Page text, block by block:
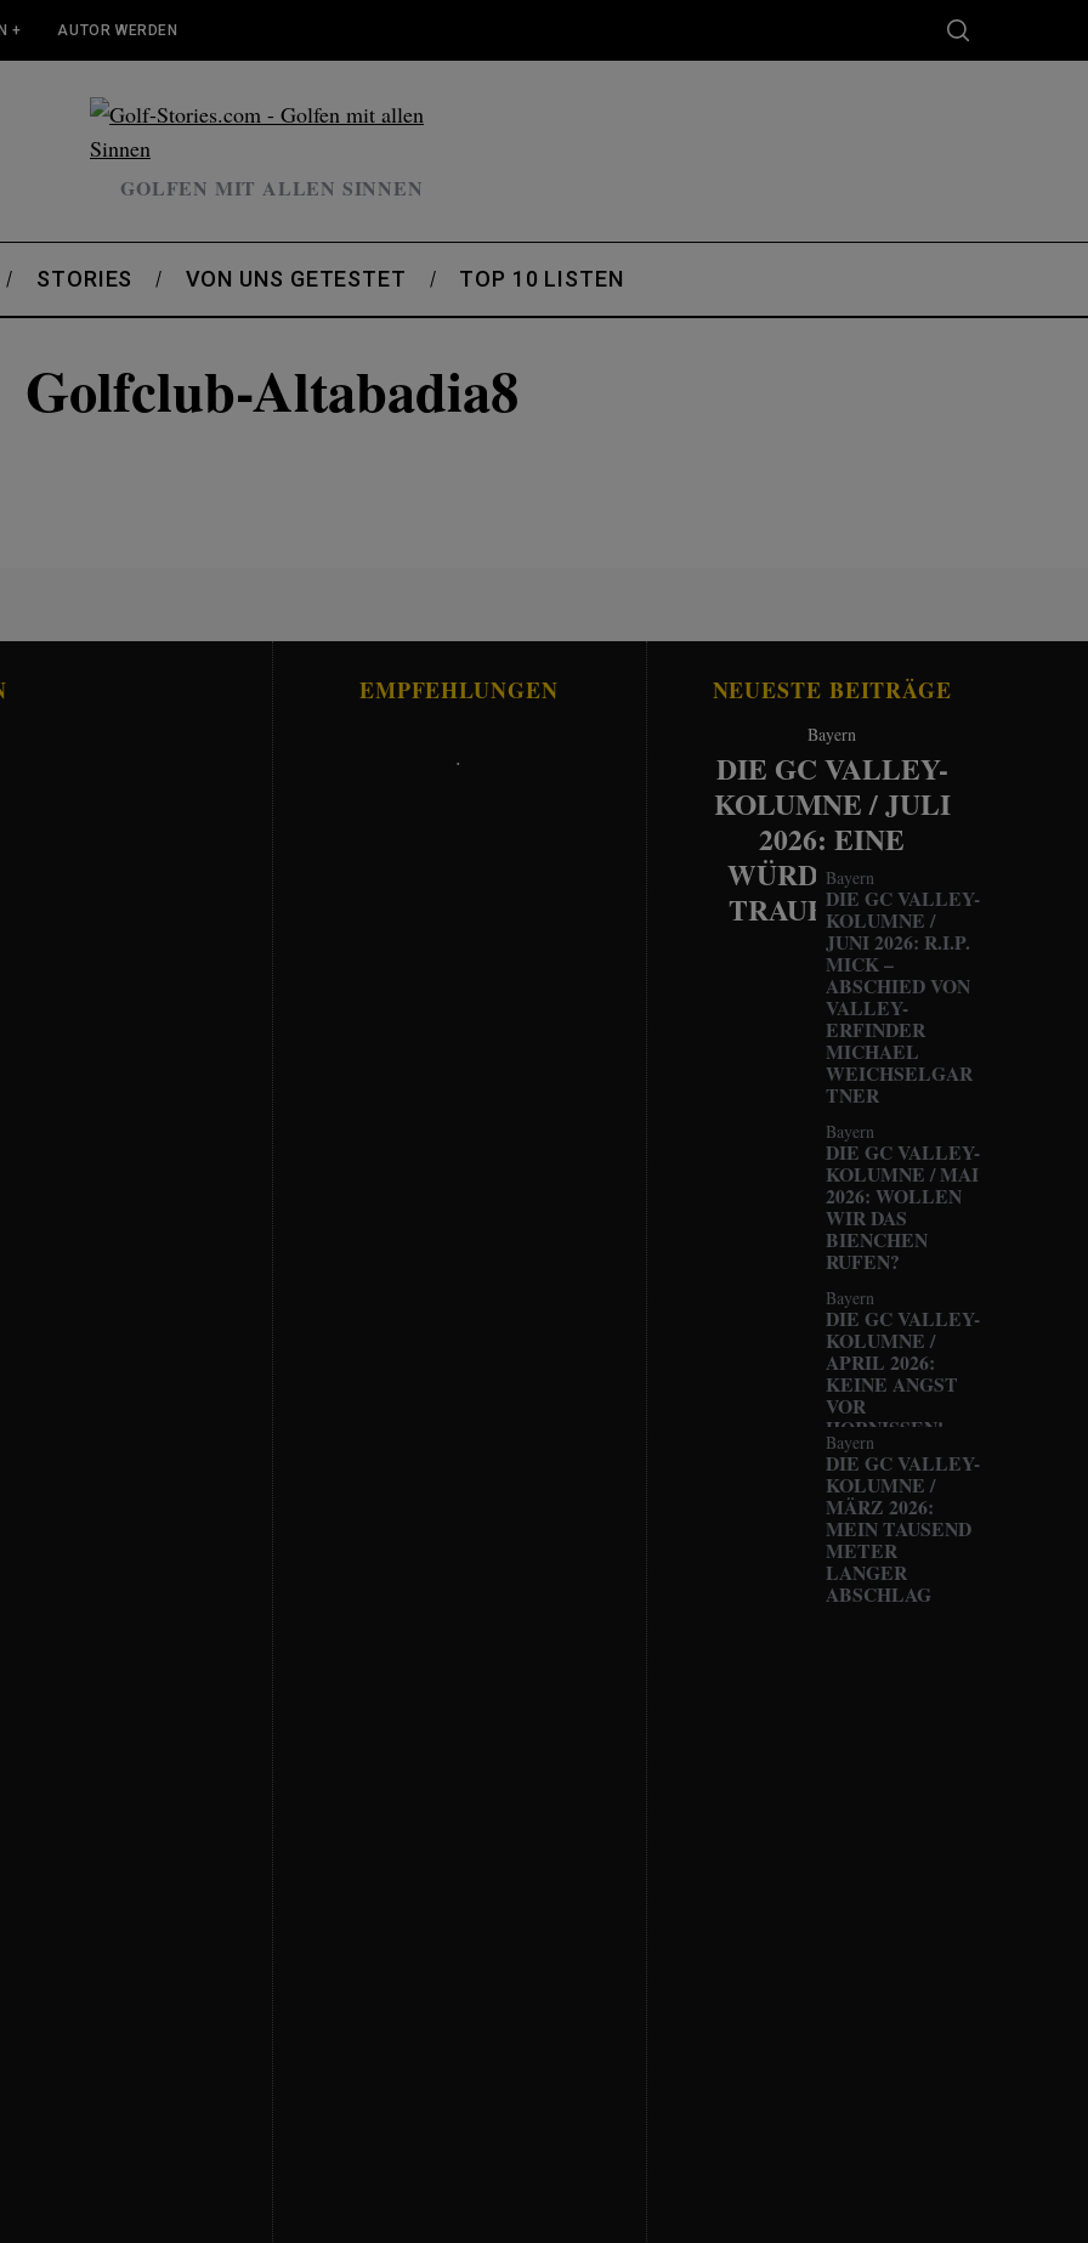
+ AUTOR WERDEN
GOLFEN MIT ALLEN SINNEN
STORIES VON UNS GETESTET TOP 10 LISTEN
Golfclub-Altabadia8
EMPFEHLUNGEN
.
NEUESTE BEITRÄGE
Bayern
DIE GC VALLEY-
KOLUMNE / JULI
2026: EINE
WÜRDEVOLLE
TRAUERFEIER
Bayern
DIE GC VALLEY-
KOLUMNE /
JUNI 2026: R.I.P.
MICK –
ABSCHIED VON
VALLEY-
ERFINDER
MICHAEL
WEICHSELGAR
TNER
Bayern
DIE GC VALLEY-
KOLUMNE / MAI
2026: WOLLEN
WIR DAS
BIENCHEN
RUFEN?
Bayern
DIE GC VALLEY-
KOLUMNE /
APRIL 2026:
KEINE ANGST
VOR
HORNISSEN!
Bayern
DIE GC VALLEY-
KOLUMNE /
MÄRZ 2026:
MEIN TAUSEND
METER
LANGER
ABSCHLAG